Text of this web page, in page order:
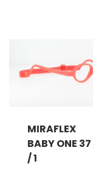
MIRAFLEX
BABY ONE 37
/ 1